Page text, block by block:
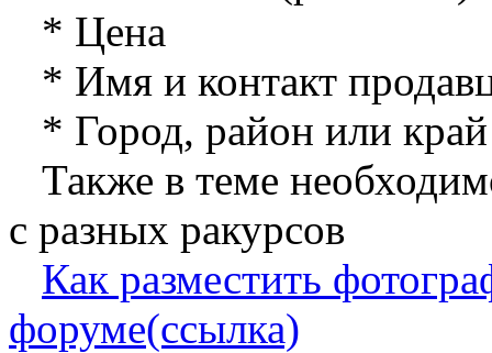
* Цена
* Имя и контакт
* Город, район или
Также в теме
с разных ракурсов
Как разместить
форуме(ссылка)